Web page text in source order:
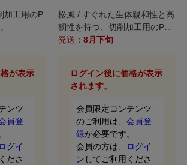
加工用のP
が表示
ンツ
員登
ログイ
ださ
松風 / すぐれた生体親和性と高
靭性を持つ、切削加工用のPEE
Kディスクです。
発送： 8月下旬
ログイン後に価格が表示
されます。
会員限定コンテンツ
のご利用は、 会員登
録が必要です。
会員の方は、
ログイ
ン してご利用くださ